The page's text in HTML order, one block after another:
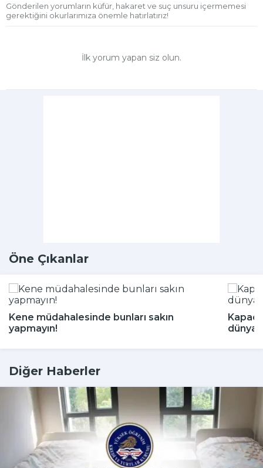
Gönderilen yorumların küfür, hakaret ve suç unsuru içermemesi
gerektiğini okurlarımıza önemle hatırlatırız!
İlk yorum yapan siz olun.
Öne Çıkanlar
Kene müdahalesinde bunları sakın
yapmayın!
Diğer Haberler